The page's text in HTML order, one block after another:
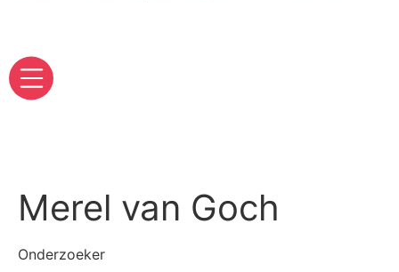
Merel van Goch
Onderzoeker